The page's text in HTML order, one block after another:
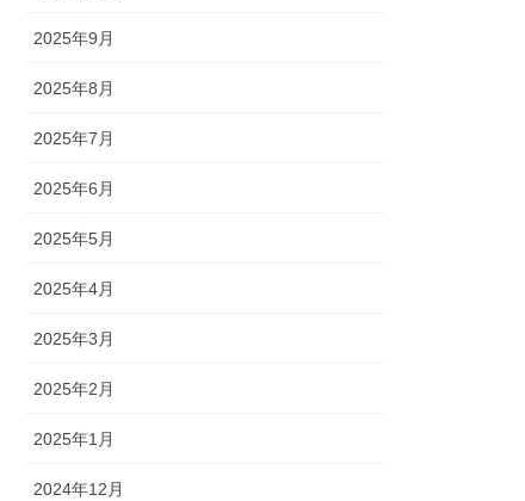
2025年9月
2025年8月
2025年7月
2025年6月
2025年5月
2025年4月
2025年3月
2025年2月
2025年1月
2024年12月